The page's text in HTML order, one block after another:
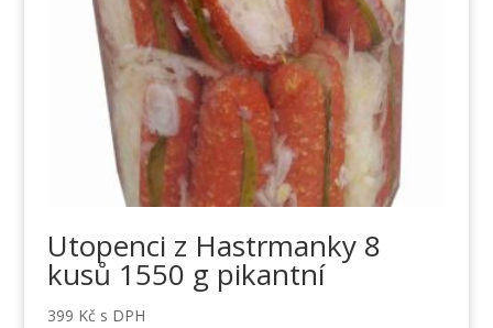
Utopenci z Hastrmanky 8
kusů 1550 g pikantní
399 Kč s DPH